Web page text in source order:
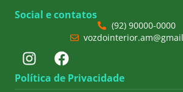
Social e contatos
(92) 90000-0000
Política de Privacidade